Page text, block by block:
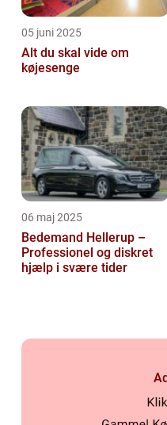
05 juni 2025
Alt du skal vide om
køjesenge
06 maj 2025
Bedemand Hellerup –
Professionel og diskret
hjælp i svære tider